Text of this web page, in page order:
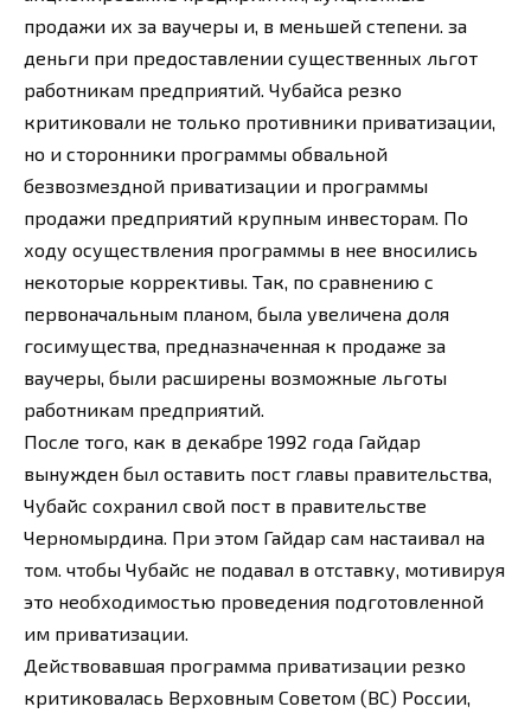
продажи их за ваучеры и, в меньшей степени. за
деньги при предоставлении существенных льгот
работникам предприятий. Чубайса резко
критиковали не только противники приватизации,
но и сторонники программы обвальной
безвозмездной приватизации и программы
продажи предприятий крупным инвесторам. По
ходу осуществления программы в нее вносились
некоторые коррективы. Так, по сравнению с
первоначальным планом, была увеличена доля
госимущества, предназначенная к продаже за
ваучеры, были расширены возможные льготы
работникам предприятий.
После того, как в декабре 1992 года Гайдар
вынужден был оставить пост главы правительства,
Чубайс сохранил свой пост в правительстве
Черномырдина. При этом Гайдар сам настаивал на
том. чтобы Чубайс не подавал в отставку, мотивируя
это необходимостью проведения подготовленной
им приватизации.
Действовавшая программа приватизации резко
критиковалась Верховным Советом (ВС) России,